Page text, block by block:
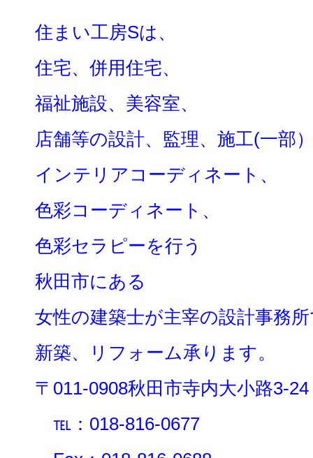
住まい工房Sは、
住宅、併用住宅、
福祉施設、美容室、
店舗等の設計、監理、施工(一部
インテリアコーディネート、
色彩コーディネート、
色彩セラピーを行う
秋田市にある
女性の建築士が主宰の設計事務
新築、リフォーム承ります。
〒011-0908秋田市寺内大小路3-24
℡：018-816-0677